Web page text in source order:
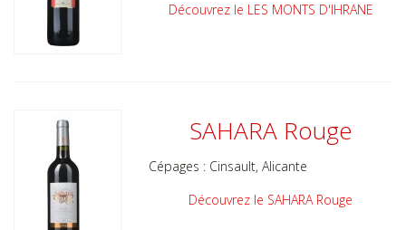
Découvrez le LES MONTS D'IHRANE
SAHARA Rouge
Cépages : Cinsault, Alicante
Découvrez le SAHARA Rouge